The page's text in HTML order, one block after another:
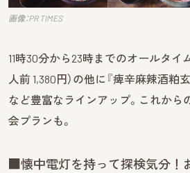
画像：PR TIMES
11時30分から23時までのオールタイ
人前 1,380円）の他に『痺辛麻辣酒粕玄
など豊富なラインアップ。これから
会プランも。
■懐中電灯を持って探検気分！